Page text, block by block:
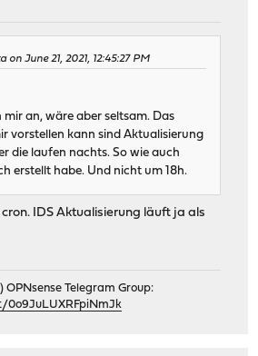
on June 21, 2021, 12:45:27 PM
mir an, wäre aber seltsam. Das
vorstellen kann sind Aktualisierung
die laufen nachts. So wie auch
erstellt habe. Und nicht um 18h.
IDS Aktualisierung läuft ja als
Telegram Group: